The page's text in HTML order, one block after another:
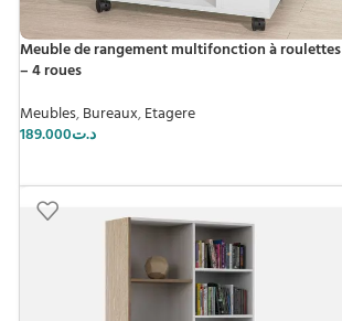
Meuble de rangement multifonction à roulettes
– 4 roues
Meubles,Bureaux,Etagere
د.ت189.000